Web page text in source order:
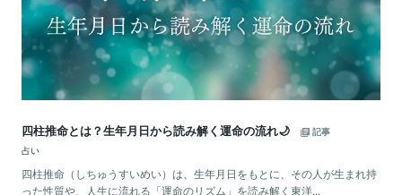
四柱推命とは？生年月日から読み解く運命の流れ🌙
記事
占い
四柱推命（しちゅうすいめい）は、生年月日をもとに、その人が生まれ持
った性質や、人生に流れる「運命のリズム」を読み解く東洋...